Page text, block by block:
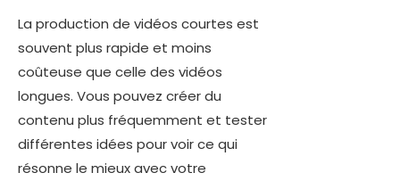
La production de vidéos courtes est
souvent plus rapide et moins
coûteuse que celle des vidéos
longues. Vous pouvez créer du
contenu plus fréquemment et tester
différentes idées pour voir ce qui
résonne le mieux avec votre